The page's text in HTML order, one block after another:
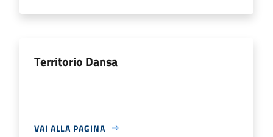
Territorio Dansa
VAI ALLA PAGINA